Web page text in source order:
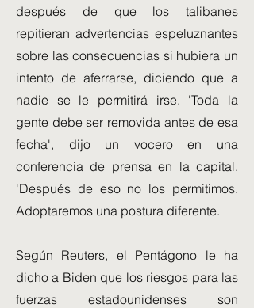
después de que los talibanes
repitieran advertencias espeluznantes
sobre las consecuencias si hubiera un
intento de aferrarse, diciendo que a
nadie se le permitirá irse. 'Toda la
gente debe ser removida antes de esa
fecha', dijo un vocero en una
conferencia de prensa en la capital.
'Después de eso no los permitimos.
Adoptaremos una postura diferente.
Según Reuters, el Pentágono le ha
dicho a Biden que los riesgos para las
fuerzas estadounidenses son